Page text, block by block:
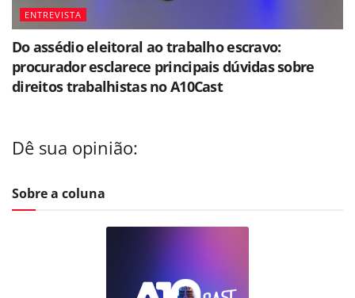
ENTREVISTA
Do assédio eleitoral ao trabalho escravo:
procurador esclarece principais dúvidas sobre
direitos trabalhistas no A10Cast
Dê sua opinião:
Sobre a coluna